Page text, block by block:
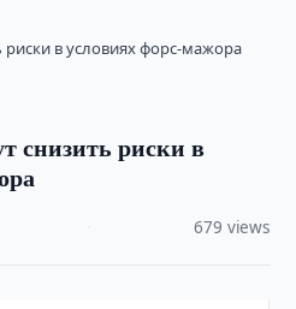
в условиях форс-мажора
снизить риски в
679 views